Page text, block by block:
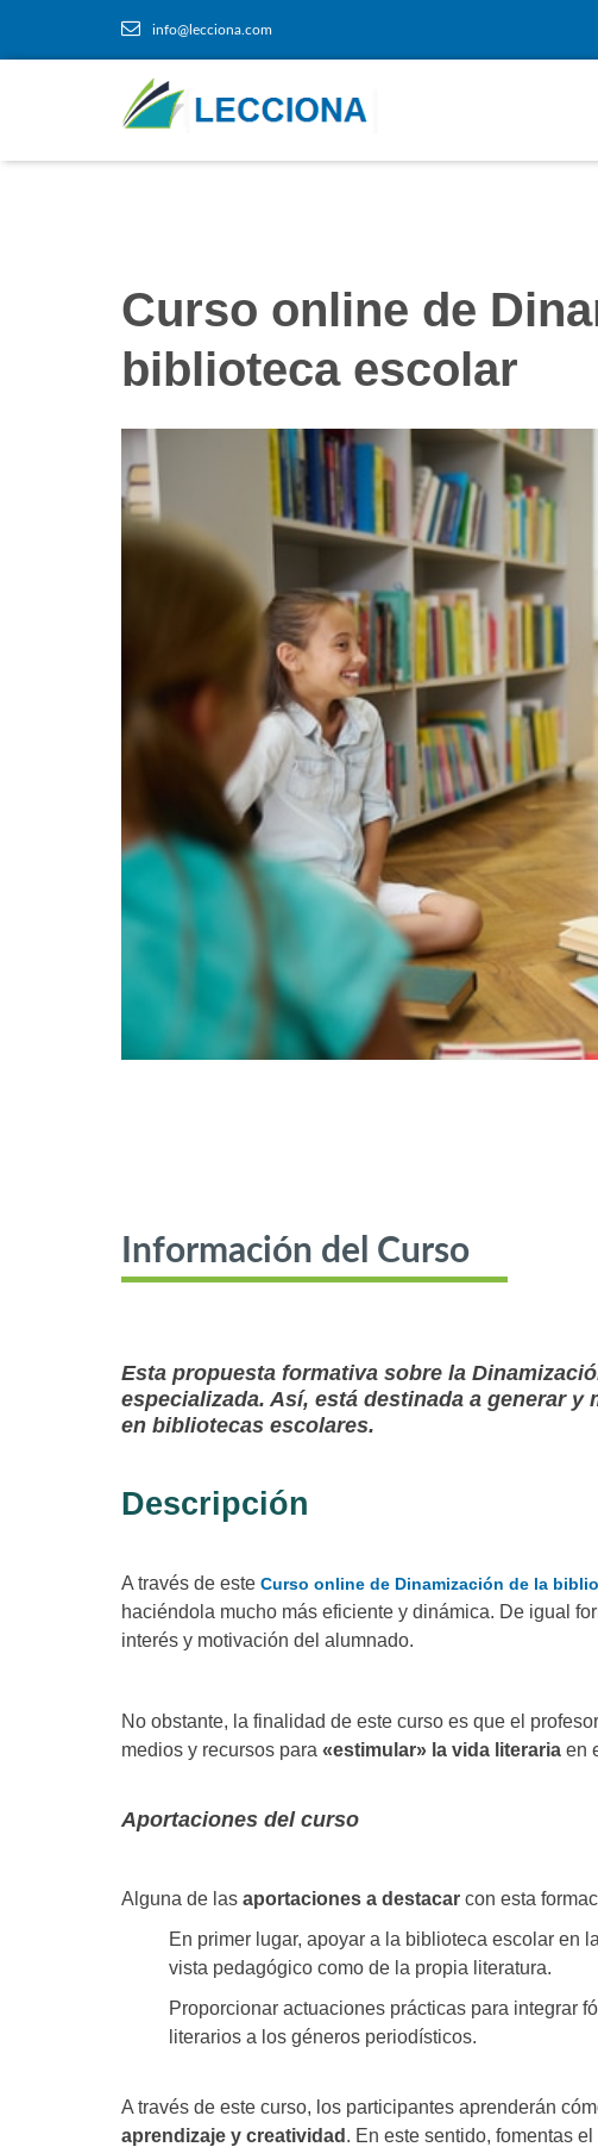
info@lecciona.com
Curso online de
biblioteca escolar
Información del Curso
Esta propuesta formativa sobre la
especializada. Así, está destinada a generar
en bibliotecas escolares.
Descripción
A través de este Curso online de Dinamización de la
haciéndola mucho más eficiente y dinámica. De igual
interés y motivación del alumnado.
No obstante, la finalidad de este curso es que el
medios y recursos para «estimular» la vida literaria en
Aportaciones del curso
Alguna de las aportaciones a destacar con esta
En primer lugar, apoyar a la biblioteca escolar en la
vista pedagógico como de la propia literatura.
Proporcionar actuaciones prácticas para integrar
literarios a los géneros periodísticos.
A través de este curso, los participantes aprenderán
aprendizaje y creatividad . En este sentido, fomentas